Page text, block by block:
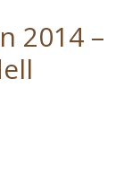
2014 –